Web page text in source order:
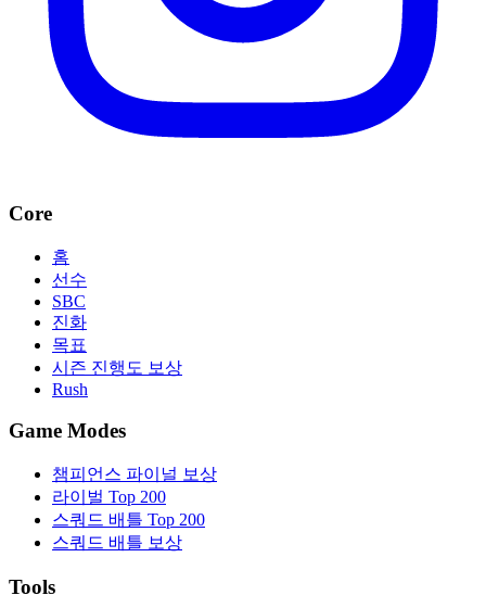
Core
홈
선수
SBC
진화
목표
시즌 진행도 보상
Rush
Game Modes
챔피언스 파이널 보상
라이벌 Top 200
스쿼드 배틀 Top 200
스쿼드 배틀 보상
Tools